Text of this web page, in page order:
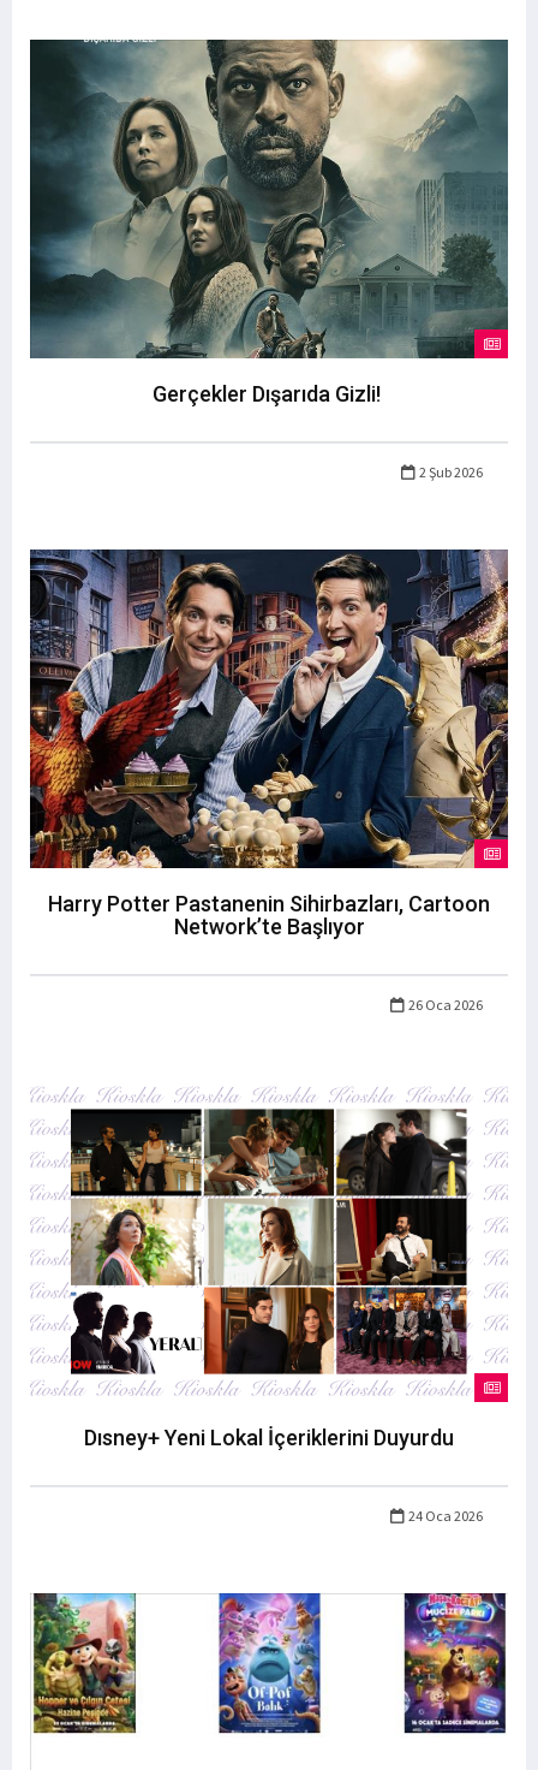
Gerçekler Dışarıda Gizli!
2 Şub 2026
Harry Potter Pastanenin Sihirbazları, Cartoon
Network’te Başlıyor
26 Oca 2026
Dısney+ Yeni Lokal İçeriklerini Duyurdu
24 Oca 2026